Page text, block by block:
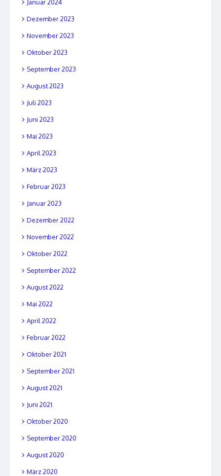
Januar 2024
Dezember 2023
November 2023
Oktober 2023
September 2023
August 2023
Juli 2023
Juni 2023
Mai 2023
April 2023
März 2023
Februar 2023
Januar 2023
Dezember 2022
November 2022
Oktober 2022
September 2022
August 2022
Mai 2022
April 2022
Februar 2022
Oktober 2021
September 2021
August 2021
Juni 2021
Oktober 2020
September 2020
August 2020
März 2020